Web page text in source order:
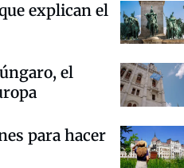
explican el
el
para hacer